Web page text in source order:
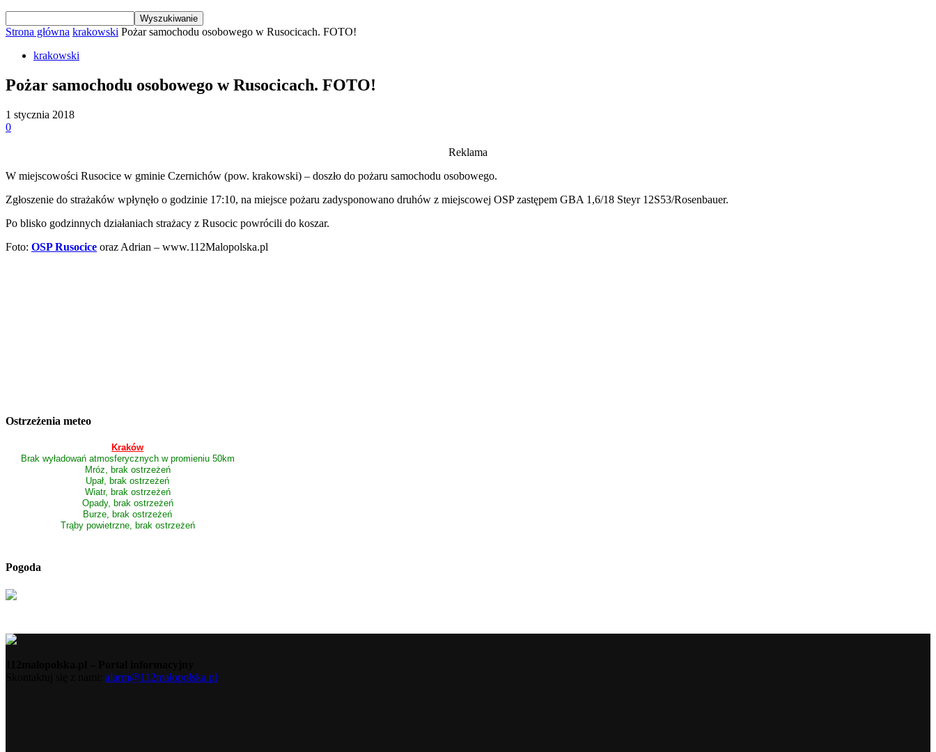
Strona główna krakowski Pożar samochodu osobowego w Rusocicach. FOTO!
krakowski
Pożar samochodu osobowego w Rusocicach. FOTO!
1 stycznia 2018
0
Reklama
W miejscowości Rusocice w gminie Czernichów (pow. krakowski) – doszło do pożaru samochodu osobowego.
Zgłoszenie do strażaków wpłynęło o godzinie 17:10, na miejsce pożaru zadysponowano druhów z miejscowej OSPzastępem GBA 1,6/18 Steyr 12S53/Rosenbauer.
Po blisko godzinnych działaniach strażacy z Rusocic powrócili do koszar.
Foto: OSP Rusocice oraz Adrian – www.112Malopolska.pl
Ostrzeżenia meteo
Kraków
Brak wyładowań atmosferycznych w promieniu 50km
Mróz, brak ostrzeżeń
Upał, brak ostrzeżeń
Wiatr, brak ostrzeżeń
Opady, brak ostrzeżeń
Burze, brak ostrzeżeń
Trąby powietrzne, brak ostrzeżeń
Pogoda
alarm@112malopolska.pl